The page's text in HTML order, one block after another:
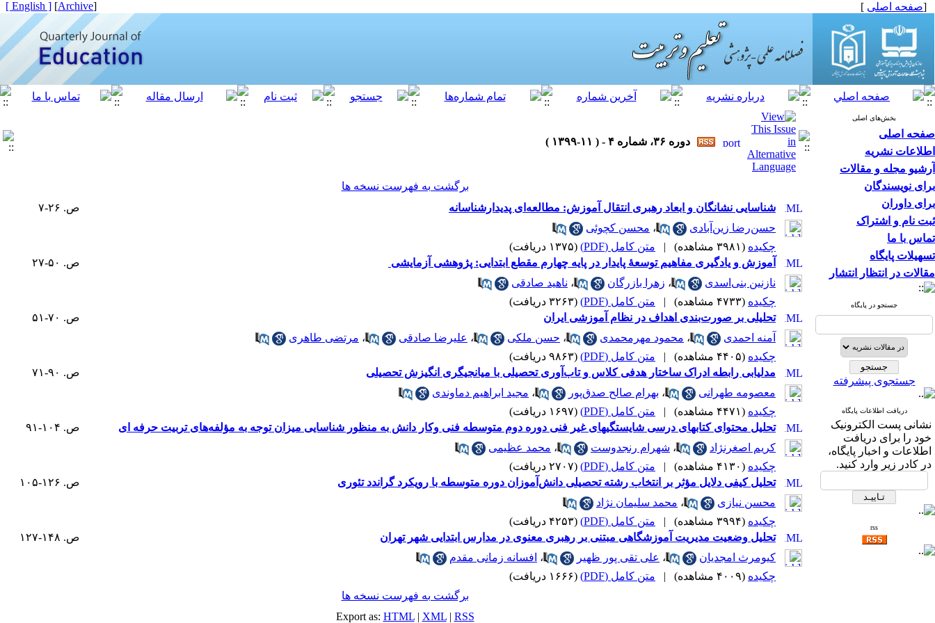
[صفحه اصلی ]
[
Archive
]
[ English ]
بخش‌های اصلی
صفحه اصلی
اطلاعات نشریه
آرشیو مجله و مقالات
برای نویسندگان
برای داوران
ثبت نام و اشتراک
تماس با ما
تسهیلات پایگاه
مقالات در انتظار انتشار
جستجو در پایگاه
جستجوی پیشرفته
دریافت اطلاعات پایگاه
نشانی پست الکترونیک
خود را برای دریافت
اطلاعات و اخبار پایگاه،
در کادر زیر وارد کنید.
rss
دوره ۳۶، شماره ۴ - ( ۱۱-۱۳۹۹ )
برگشت به فهرست نسخه ها
شناسایی نشانگان و ابعاد رهبری انتقال آموزش: مطالعه‌ای پدیدارشناسانه
ص. ۲۶-۷
حسن‌رضا زین‌آبادی
، محسن کچوئی
چکیده (۳۹۸۱ مشاهده) | متن کامل (PDF)
(۱۳۷۵ دریافت)
آموزش و یادگیری مفاهیم توسعۀ پایدار در پایه چهارم مقطع ابتدایی: پژوهشی آزمایشی
ص. ۵۰-۲۷
نازنین بنی‌اسدی
، زهرا بازرگان ، ناهید صادقی
چکیده (۴۷۳۳ مشاهده) | متن کامل (PDF)
(۳۲۶۳ دریافت)
تحلیلی بر صورت‌بندی اهداف در نظام آموزشی ایران
ص. ۷۰-۵۱
آمنه احمدی
، محمود مهرمحمدی ، حسن ملکی ، علیرضا صادقی ، مرتضی طاهری
چکیده (۴۴۰۵ مشاهده) | متن کامل (PDF)
(۹۸۶۳ دریافت)
مدلیابی رابطه ادراک ساختار هدفی کلاس و تاب‌آوری تحصیلی با میانجیگری انگیزش تحصیلی
ص. ۹۰-۷۱
معصومه طهرانی
، بهرام صالح صدق‌پور ، مجید ابراهیم دماوندی
چکیده (۴۴۷۱ مشاهده) | متن کامل (PDF)
(۱۶۹۷ دریافت)
تحلیل محتوای کتابهای درسی شایستگیهای غیر فنی دوره دوم متوسطه فنی وکار دانش به منظور شناسایی میزان توجه به مؤلفه‌های تربیت حرفه ای
ص. ۱۰۴-۹۱
کریم اصغرنژاد
، شهرام رنجدوست ، محمد عظیمی
چکیده (۴۱۳۰ مشاهده) | متن کامل (PDF)
(۲۷۰۷ دریافت)
تحلیل کیفی دلایل مؤثر بر انتخاب رشته تحصیلی دانش‌آموزان دوره متوسطه با رویکرد گراندد تئوری
ص. ۱۲۶-۱۰۵
محسن نیازی
، محمد سلیمان نژاد
چکیده (۳۹۹۴ مشاهده) | متن کامل (PDF)
(۴۲۵۳ دریافت)
تحلیل وضعیت مدیریت آموزشگاهی مبتنی بر رهبری معنوی در مدارس ابتدایی شهر تهران
ص. ۱۴۸-۱۲۷
کیومرث امجدیان
، علی تقی پور ظهیر ، افسانه زمانی مقدم
چکیده (۴۰۰۹ مشاهده) | متن کامل (PDF)
(۱۶۶۶ دریافت)
برگشت به فهرست نسخه ها
Export as: HTML| XML| RSS